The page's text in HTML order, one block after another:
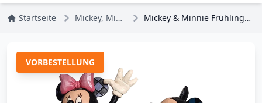
Startseite Mickey, Minnie, Pluto, Goofy Mickey & Minnie Frühlingsschubkarre - Disney Traditions
VORBESTELLUNG